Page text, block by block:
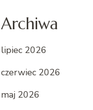
Archiwa
lipiec 2026
czerwiec 2026
maj 2026